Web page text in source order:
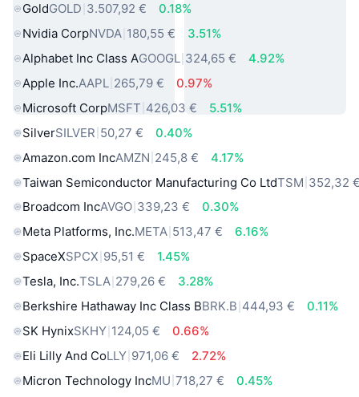
GoldGOLD 3.507,92 €
0.18%
Nvidia CorpNVDA 180,55 €
3.51%
Alphabet Inc Class AGOOGL 324,65 €
4.92%
Apple Inc.AAPL 265,79 €
0.97%
Microsoft CorpMSFT 426,03 €
5.51%
SilverSILVER 50,27 €
0.40%
Amazon.com IncAMZN 245,8 €
4.17%
Taiwan Semiconductor Manufacturing Co LtdTSM 352,32
Broadcom IncAVGO 339,23 €
0.30%
Meta Platforms, Inc.META 513,47 €
6.16%
SpaceXSPCX 95,51 €
1.45%
Tesla, Inc.TSLA 279,26 €
3.28%
Berkshire Hathaway Inc Class BBRK.B 444,93 €
0.11%
SK HynixSKHY 124,05 €
0.66%
Eli Lilly And CoLLY 971,06 €
2.72%
Micron Technology IncMU 718,27 €
0.45%